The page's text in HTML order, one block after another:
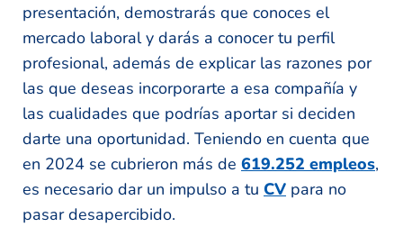
presentación, demostrarás que conoces el
mercado laboral y darás a conocer tu perfil
profesional, además de explicar las razones por
las que deseas incorporarte a esa compañía y
las cualidades que podrías aportar si deciden
darte una oportunidad. Teniendo en cuenta que
en 2024 se cubrieron más de 619.252 empleos,
es necesario dar un impulso a tu CV para no
pasar desapercibido.